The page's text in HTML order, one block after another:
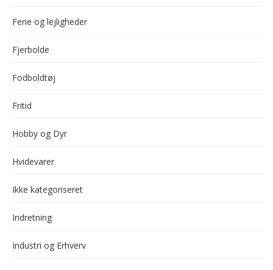
Ferie og lejligheder
Fjerbolde
Fodboldtøj
Fritid
Hobby og Dyr
Hvidevarer
Ikke kategoriseret
Indretning
Industri og Erhverv